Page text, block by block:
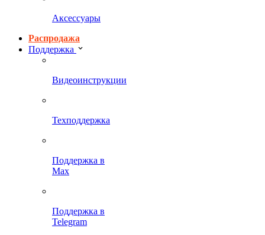
Аксессуары
Распродажа
Поддержка
Видеоинструкции
Техподдержка
Поддержка в
Max
Поддержка в
Telegram